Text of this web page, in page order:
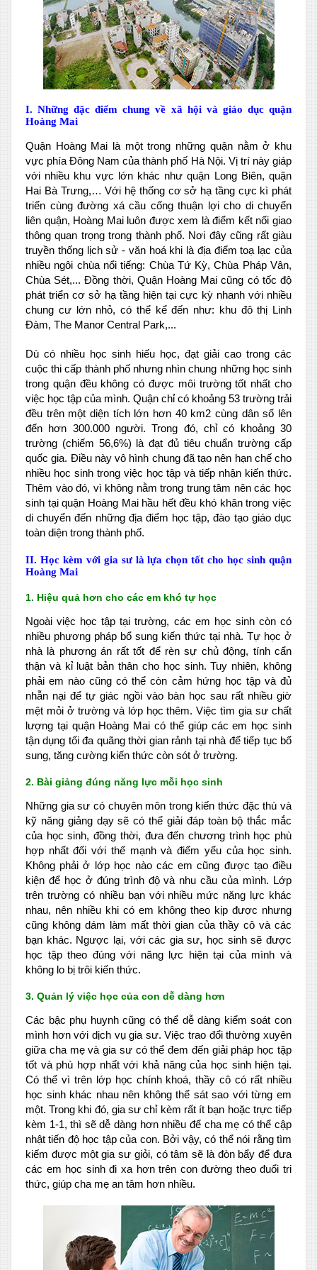
I. Những đặc điểm chung về xã hội và giáo dục quận
Hoàng Mai
Quận Hoàng Mai là một trong những quận nằm ở khu
vực phía Đông Nam của thành phố Hà Nội. Vị trí này giáp
với nhiều khu vực lớn khác như quận Long Biên, quận
Hai Bà Trưng,… Với hệ thống cơ sở hạ tầng cực kì phát
triển cùng đường xá cầu cống thuận lợi cho di chuyển
liên quận, Hoàng Mai luôn được xem là điểm kết nối giao
thông quan trọng trong thành phố. Nơi đây cũng rất giàu
truyền thống lịch sử - văn hoá khi là địa điểm toạ lạc của
nhiều ngôi chùa nổi tiếng: Chùa Tứ Kỳ, Chùa Pháp Vân,
Chùa Sét,... Đồng thời, Quận Hoàng Mai cũng có tốc độ
phát triển cơ sở hạ tầng hiện tại cực kỳ nhanh với nhiều
chung cư lớn nhỏ, có thể kể đến như: khu đô thị Linh
Đàm, The Manor Central Park,...
Dù có nhiều học sinh hiếu học, đạt giải cao trong các
cuộc thi cấp thành phố nhưng nhìn chung những học sinh
trong quận đều không có được môi trường tốt nhất cho
việc học tập của mình. Quận chỉ có khoảng 53 trường trải
đều trên một diện tích lớn hơn 40 km2 cùng dân số lên
đến hơn 300.000 người. Trong đó, chỉ có khoảng 30
trường (chiếm 56,6%) là đạt đủ tiêu chuẩn trường cấp
quốc gia. Điều này vô hình chung đã tạo nên hạn chế cho
nhiều học sinh trong việc học tập và tiếp nhận kiến thức.
Thêm vào đó, vì không nằm trong trung tâm nên các học
sinh tại quận Hoàng Mai hầu hết đều khó khăn trong việc
di chuyển đến những địa điểm học tập, đào tạo giáo dục
toàn diện trong thành phố.
II. Học kèm với gia sư là lựa chọn tốt cho học sinh quận
Hoàng Mai
1. Hiệu quả hơn cho các em khó tự học
Ngoài việc học tập tại trường, các em học sinh còn có
nhiều phương pháp bổ sung kiến thức tại nhà. Tự học ở
nhà là phương án rất tốt để rèn sự chủ động, tính cẩn
thận và kỉ luật bản thân cho học sinh. Tuy nhiên, không
phải em nào cũng có thể còn cảm hứng học tập và đủ
nhẫn nại để tự giác ngồi vào bàn học sau rất nhiều giờ
mệt mỏi ở trường và lớp học thêm. Việc tìm gia sư chất
lượng tại quận Hoàng Mai có thể giúp các em học sinh
tận dụng tối đa quãng thời gian rảnh tại nhà để tiếp tục bổ
sung, tăng cường kiến thức còn sót ở trường.
2. Bài giảng đúng năng lực mỗi học sinh
Những gia sư có chuyên môn trong kiến thức đặc thù và
kỹ năng giảng dạy sẽ có thể giải đáp toàn bộ thắc mắc
của học sinh, đồng thời, đưa đến chương trình học phù
hợp nhất đối với thế mạnh và điểm yếu của học sinh.
Không phải ở lớp học nào các em cũng được tạo điều
kiện để học ở đúng trình độ và nhu cầu của mình. Lớp
trên trường có nhiều bạn với nhiều mức năng lực khác
nhau, nên nhiều khi có em không theo kịp được nhưng
cũng không dám làm mất thời gian của thầy cô và các
bạn khác. Ngược lại, với các gia sư, học sinh sẽ được
học tập theo đúng với năng lực hiện tại của mình và
không lo bị trôi kiến thức.
3. Quản lý việc học của con dễ dàng hơn
Các bậc phụ huynh cũng có thể dễ dàng kiểm soát con
mình hơn với dịch vụ gia sư. Việc trao đổi thường xuyên
giữa cha mẹ và gia sư có thể đem đến giải pháp học tập
tốt và phù hợp nhất với khả năng của học sinh hiện tại.
Có thể vì trên lớp học chính khoá, thầy cô có rất nhiều
học sinh khác nhau nên không thể sát sao với từng em
một. Trong khi đó, gia sư chỉ kèm rất ít bạn hoặc trực tiếp
kèm 1-1, thì sẽ dễ dàng hơn nhiều để cha mẹ có thể cập
nhật tiến độ học tập của con. Bởi vậy, có thể nói rằng tìm
kiếm được một gia sư giỏi, có tâm sẽ là đòn bẩy để đưa
các em học sinh đi xa hơn trên con đường theo đuổi tri
thức, giúp cha mẹ an tâm hơn nhiều.